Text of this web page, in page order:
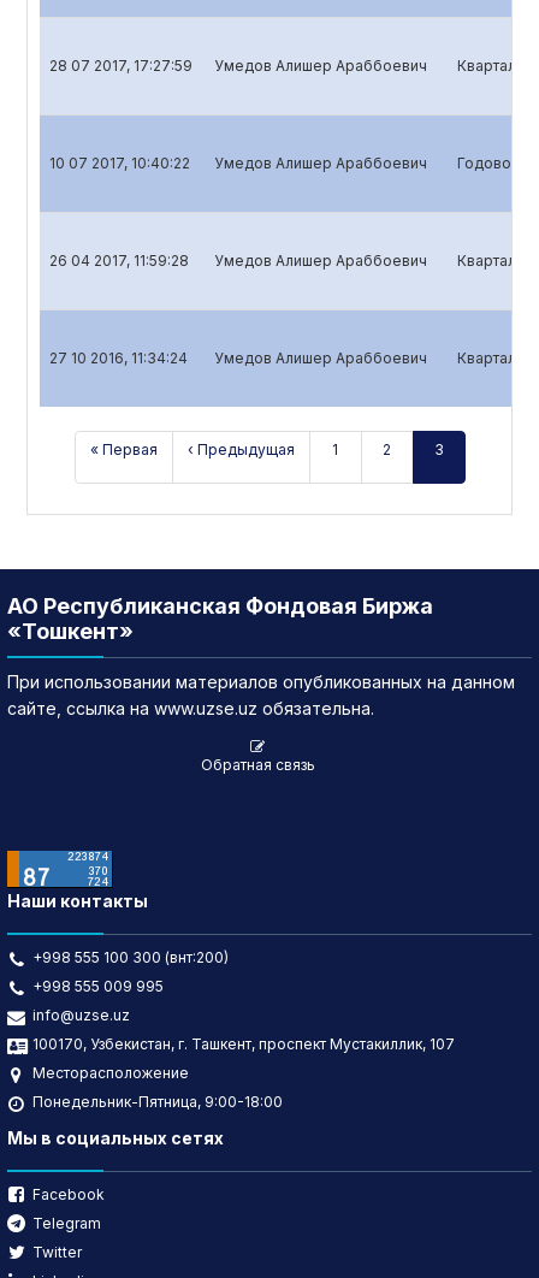
28 07 2017, 17:27:59 Умедов Алишер Араббоевич
10 07 2017, 10:40:22 Умедов Алишер Араббоевич Годовой
26 04 2017, 11:59:28 Умедов Алишер Араббоевич
27 10 2016, 11:34:24 Умедов Алишер Араббоевич
« Первая ‹ Предыдущая 1 2 3
АО Республиканская Фондовая Биржа
«Тошкент»
При использовании материалов опубликованных на данном
сайте, ссылка на www.uzse.uz обязательна.
Обратная связь
Наши контакты
+998 555 100 300 (внт:200)
+998 555 009 995
info@uzse.uz
100170, Узбекистан, г. Ташкент, проспект Мустакиллик, 107
Месторасположение
Понедельник-Пятница, 9:00-18:00
Мы в социальных сетях
Facebook
Telegram
Twitter